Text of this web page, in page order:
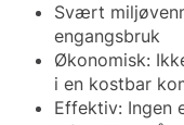
Svært
engangsbruk
Økonomisk:
i en kostbar
Effektiv: Ingen